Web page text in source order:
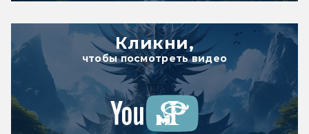
Кликни,
чтобы посмотреть видео